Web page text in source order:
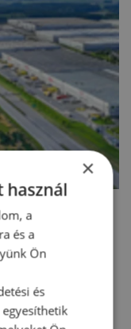
logisztikai
×
használ
a
és a
Ön
és